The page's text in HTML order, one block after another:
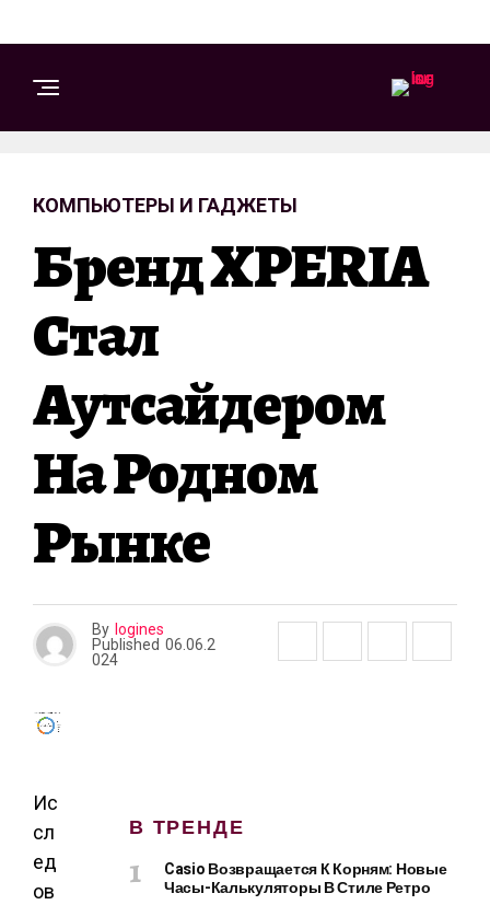
КОМПЬЮТЕРЫ И ГАДЖЕТЫ
Бренд XPERIA
Стал
Аутсайдером
На Родном
Рынке
By logines
Published 06.06.2
024
Ис
сл
ед
ов
В ТРЕНДЕ
Casio Возвращается К Корням: Новые
Часы-Калькуляторы В Стиле Ретро